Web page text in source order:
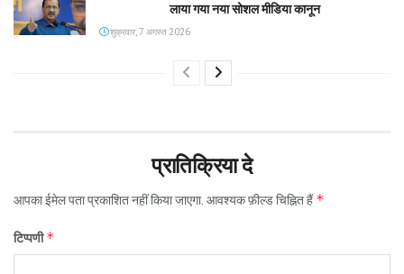
लाया गया नया सोशल मीडिया कानून
शुक्रवार, 7 अगस्त 2026
प्रातिक्रिया दे
आपका ईमेल पता प्रकाशित नहीं किया जाएगा. आवश्यक फ़ील्ड चिह्नित हैं*
टिप्पणी*